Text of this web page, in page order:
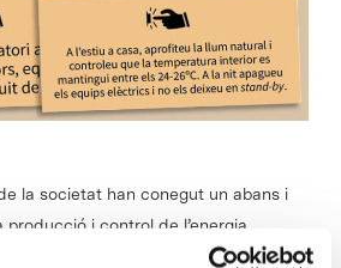
la societat han conegut un abans i
producció i control de l’energia
més la nostra vida gira al voltant…